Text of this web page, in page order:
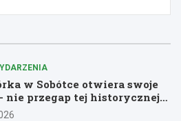
w Sobótce otwiera swoje
nie przegap tej historycznej